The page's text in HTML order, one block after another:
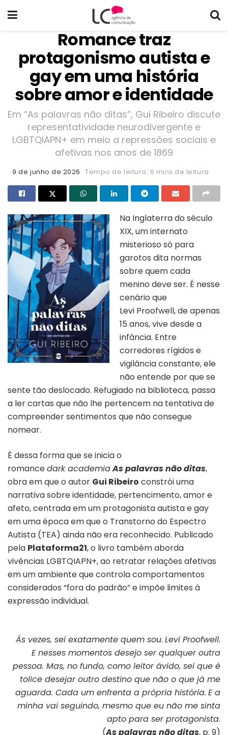
Romance traz
protagonismo autista e
gay em uma história
sobre amor e identidade
Em “As palavras não ditas”, Gui Ribeiro discute
representatividade neurodivergente e
LGBTQIAPN+ em meio a repressões sociais e
afetivas nos anos de 1869
9 de junho de 2026 Tempo de leitura: 6 mins de leitura
Na Inglaterra do século
XIX, um internato
misterioso só para
garotos dita normas
sobre quem cada
menino deve ser. É nesse
cenário que
Levi Proofwell, de apenas
15 anos, vive desde a
infância. Entre
corredores rígidos e
vigilância constante, ele
não entende por que se
sente tão deslocado. Refugiado na biblioteca, passa
a ler cartas que não lhe pertencem na tentativa de
compreender sentimentos que não consegue
nomear.
É dessa forma que se inicia o
romancedark academiaAs palavras não ditas,
obra em que o autor Gui Ribeiro constrói uma
narrativa sobre identidade, pertencimento, amor e
afeto, centrada em um protagonista autista e gay
em uma época em que o Transtorno do Espectro
Autista (TEA) ainda não era reconhecido. Publicado
pela Plataforma21, o livro também aborda
vivências LGBTQIAPN+, ao retratar relações afetivas
em um ambiente que controla comportamentos
considerados “fora do padrão” e impõe limites à
expressão individual.
Às vezes, sei exatamente quem sou. Levi Proofwell.
E nesses momentos desejo ser qualquer outra
pessoa. Mas, no fundo, como leitor ávido, sei que é
tolice desejar outro destino que não o que já me
aguarda. Cada um enfrenta a própria história. E a
minha vai seguindo, mesmo que eu não me sinta
apto para ser protagonista.
(As palavras não ditas, p. 9)